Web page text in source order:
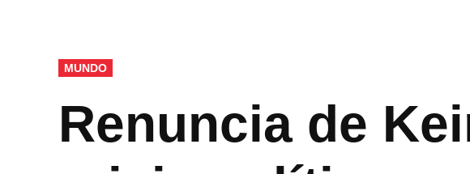
PUBLICADO
EN
MUNDO
Renuncia de